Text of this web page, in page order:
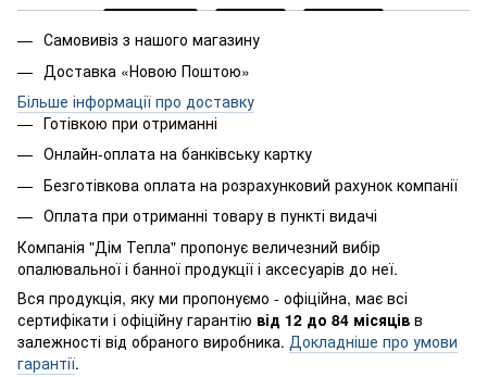
Самовивіз з нашого магазину
Доставка «Новою Поштою»
Більше інформації про доставку
Готівкою при отриманні
Онлайн-оплата на банківську картку
Безготівкова оплата на розрахунковий рахунок компанії
Оплата при отриманні товару в пункті видачі
Компанія "Дім Тепла" пропонує величезний вибір
опалювальної і банної продукції і аксесуарів до неї.
Вся продукція, яку ми пропонуємо - офіційна, має всі
сертифікати і офіційну гарантію від 12 до 84 місяців в
залежності від обраного виробника. Докладніше про умови
гарантії.